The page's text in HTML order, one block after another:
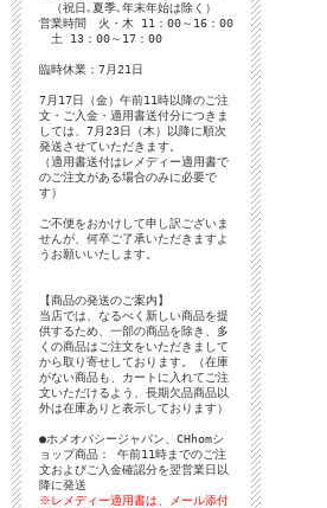
（祝日､夏季､年末年始は除く）
営業時間 火・木 11：00～16：00
土 13：00～17：00
臨時休業：7月21日
7月17日（金）午前11時以降のご注
文・ご入金・適用書送付分につきま
しては、7月23日（木）以降に順次
発送させていただきます。
（適用書送付はレメディー適用書で
のご注文がある場合のみに必要で
す）
ご不便をおかけして申し訳ございま
せんが、何卒ご了承いただきますよ
うお願いいたします。
【商品の発送のご案内】
当店では、なるべく新しい商品を提
供するため、一部の商品を除き、多
くの商品はご注文をいただきまして
から取り寄せしております。（在庫
がない商品も、カートに入れてご注
文いただけるよう、長期欠品商品以
外は在庫ありと表示しております）
●ホメオパシージャパン、CHhomシ
ョップ商品： 午前11時までのご注
文およびご入金確認分を翌営業日以
降に発送
※レメディー適用書は、メール添付